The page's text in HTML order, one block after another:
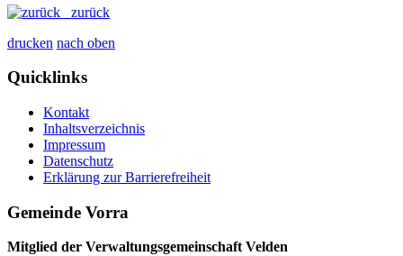
zurück
drucken nach oben
Quicklinks
Kontakt
Inhaltsverzeichnis
Impressum
Datenschutz
Erklärung zur Barrierefreiheit
Gemeinde Vorra
Mitglied der Verwaltungsgemeinschaft Velden